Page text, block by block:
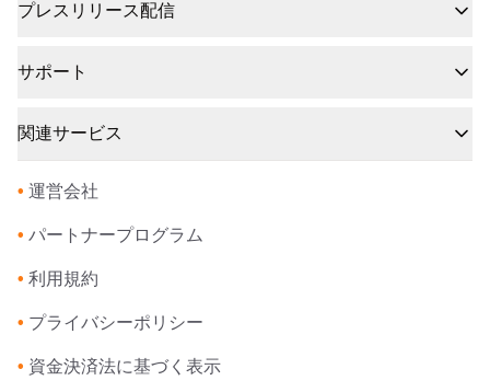
プレスリリース配信
サポート
関連サービス
• 運営会社
• パートナープログラム
• 利用規約
• プライバシーポリシー
• 資金決済法に基づく表示